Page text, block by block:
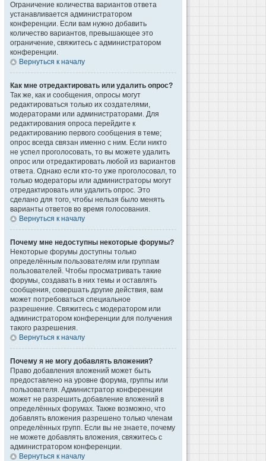
Ограничение количества вариантов ответа
устанавливается администратором
конференции. Если вам нужно добавить
количество вариантов, превышающее это
ограничение, свяжитесь с администратором
конференции.
Вернуться к началу
Как мне отредактировать или удалить опрос?
Так же, как и сообщения, опросы могут
редактироваться только их создателями,
модераторами или администраторами. Для
редактирования опроса перейдите к
редактированию первого сообщения в теме;
опрос всегда связан именно с ним. Если никто
не успел проголосовать, то вы можете удалить
опрос или отредактировать любой из вариантов
ответа. Однако если кто-то уже проголосовал, то
только модераторы или администраторы могут
отредактировать или удалить опрос. Это
сделано для того, чтобы нельзя было менять
варианты ответов во время голосования.
Вернуться к началу
Почему мне недоступны некоторые форумы?
Некоторые форумы доступны только
определённым пользователям или группам
пользователей. Чтобы просматривать такие
форумы, создавать в них темы и оставлять
сообщения, совершать другие действия, вам
может потребоваться специальное
разрешение. Свяжитесь с модератором или
администратором конференции для получения
такого разрешения.
Вернуться к началу
Почему я не могу добавлять вложения?
Право добавления вложений может быть
предоставлено на уровне форума, группы или
пользователя. Администратор конференции
может не разрешить добавление вложений в
определённых форумах. Также возможно, что
добавлять вложения разрешено только членам
определённых групп. Если вы не знаете, почему
не можете добавлять вложения, свяжитесь с
администратором конференции.
Вернуться к началу